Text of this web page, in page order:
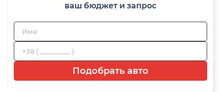
ваш бюджет и запрос
Подобрать авто